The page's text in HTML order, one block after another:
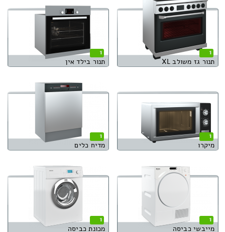
1
תנור גז משולב XL
1
תנור בילד אין
1
מיקרו
1
מדיח כלים
1
מייבשי כביסה
1
מכונת כביסה